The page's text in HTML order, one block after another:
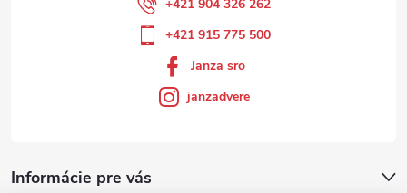
Informácie pre vás
+421 904 326 262
+421 915 775 500
Janza sro
janzadvere